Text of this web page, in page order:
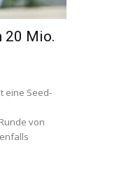
20 Mio.
eine Seed-
von